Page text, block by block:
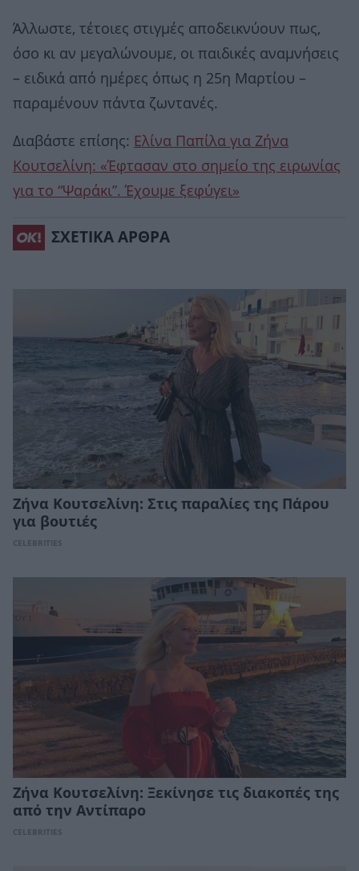
Άλλωστε, τέτοιες στιγμές αποδεικνύουν πως,
όσο κι αν μεγαλώνουμε, οι παιδικές αναμνήσεις
– ειδικά από ημέρες όπως η 25η Μαρτίου –
παραμένουν πάντα ζωντανές.
Διαβάστε επίσης: Ελίνα Παπίλα για Ζήνα
Κουτσελίνη: «Έφτασαν στο σημείο της ειρωνίας
για το “Ψαράκι”. Έχουμε ξεφύγει»
ΣΧΕΤΙΚΑ ΑΡΘΡΑ
Ζήνα Κουτσελίνη: Στις παραλίες της Πάρου
για βουτιές
CELEBRITIES
Ζήνα Κουτσελίνη: Ξεκίνησε τις διακοπές της
από την Αντίπαρο
CELEBRITIES